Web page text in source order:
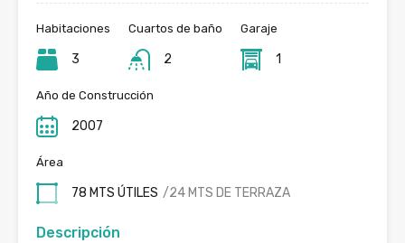
Habitaciones
3
Cuartos de baño
2
Garaje
1
Año de Construcción
2007
Área
78 MTS ÚTILES /24 MTS DE TERRAZA
Descripción